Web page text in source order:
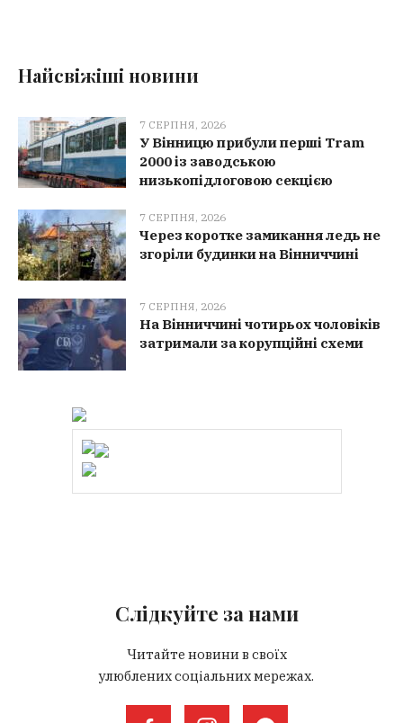
Найсвіжіші новини
7 СЕРПНЯ, 2026
У Вінницю прибули перші Tram
2000 із заводською
низькопідлоговою секцією
7 СЕРПНЯ, 2026
Через коротке замикання ледь не
згоріли будинки на Вінниччині
7 СЕРПНЯ, 2026
На Вінниччині чотирьох чоловіків
затримали за корупційні схеми
Слідкуйте за нами
Читайте новини в своїх
улюблених соціальних мережах.